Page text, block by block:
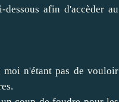
afin d'accèder au
n'étant pas de vouloir